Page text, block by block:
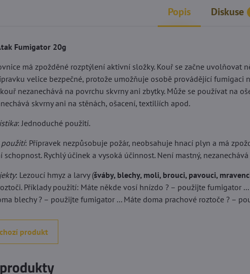
Popis Diskuse
Fumigator 20g
má zpožděné rozptýlení aktivní složky. Kouř se začne
velice bezpečné, protože umožňuje osobě provádějící fumigaci
nezanechává na povrchu skvrny ani zbytky. Může se používat na
skvrny ani na stěnách, ošacení, textiliích apod.
: Jednoduché použití.
použití: Přípravek nezpůsobuje požár, neobsahuje hnací plyn a má
schopnost. Rychlý účinek a vysoká účinnost. Není mastný,
: Lezoucí hmyz a larvy (šváby, blechy, moli, brouci, pavouci,
Příklady použití: Máte někde vosí hnízdo ? – použijte fumigator
blechy ? – použijte fumigator ... Máte doma prachové roztoče ? –
produkt